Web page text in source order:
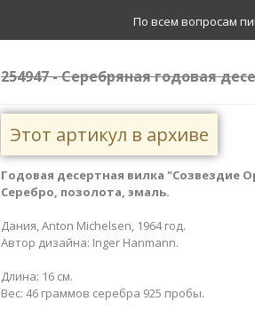
По всем вопросам
254947 - Серебряная годовая
Этот артикул в архиве
Годовая десертная вилка​ "Созвездие
Серебро, позолота, эмаль.​
Дания, Anton Michelsen, 1964 год.
Автор дизайна: Inger Hanmann.
Длина: 16 см.
Вес: 46 граммов серебра 925 пробы.